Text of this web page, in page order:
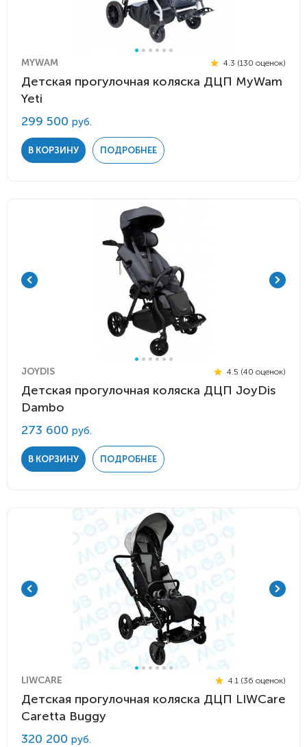
MYWAM 4.3 (130 оценок)
Детская прогулочная коляска ДЦП MyWam
Yeti
299 500 руб.
В КОРЗИНУ ПОДРОБНЕЕ
JOYDIS 4.5 (40 оценок)
Детская прогулочная коляска ДЦП JoyDis
Dambo
273 600 руб.
В КОРЗИНУ ПОДРОБНЕЕ
LIWCARE 4.1 (36 оценок)
Детская прогулочная коляска ДЦП LIWCare
Caretta Buggy
320 200 руб.